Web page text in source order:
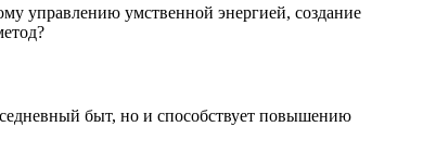
управлению умственной энергией, создание
быт, но и способствует повышению